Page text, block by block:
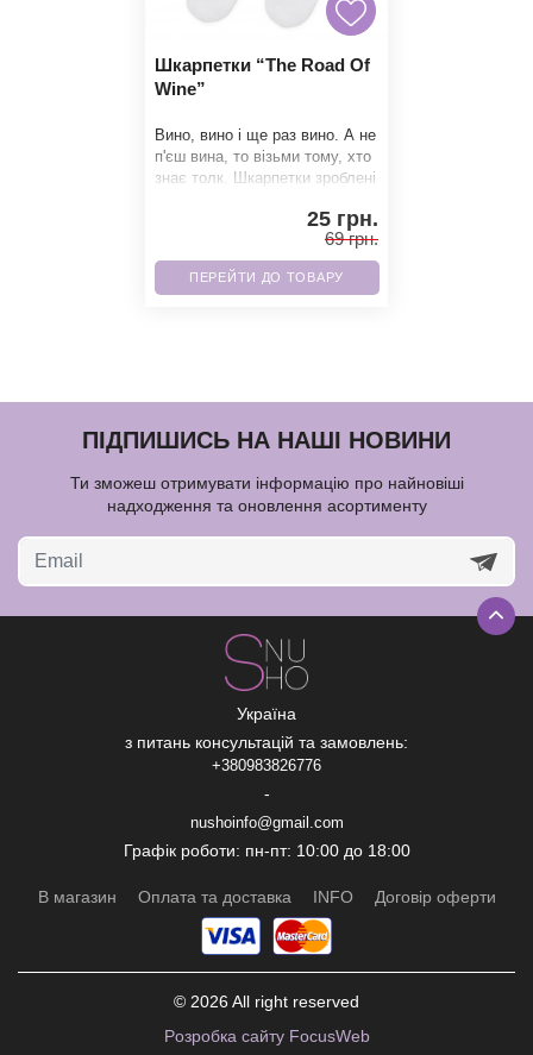
Шкарпетки “The Road Of
Wine”
Вино, вино і ще раз вино. А не
п'єш вина, то візьми тому, хто
знає толк. Шкарпетки зроблені
25 грн.
69 грн.
ПЕРЕЙТИ ДО ТОВАРУ
ПІДПИШИСЬ НА НАШІ НОВИНИ
Ти зможеш отримувати інформацію про найновіші
надходження та оновлення асортименту
Україна
з питань консультацій та замовлень:
+380983826776
-
nushoinfo@gmail.com
Графік роботи: пн-пт: 10:00 до 18:00
В магазин Оплата та доставка INFO Договір оферти
© 2026 All right reserved
Рoзробка сайту FocusWeb